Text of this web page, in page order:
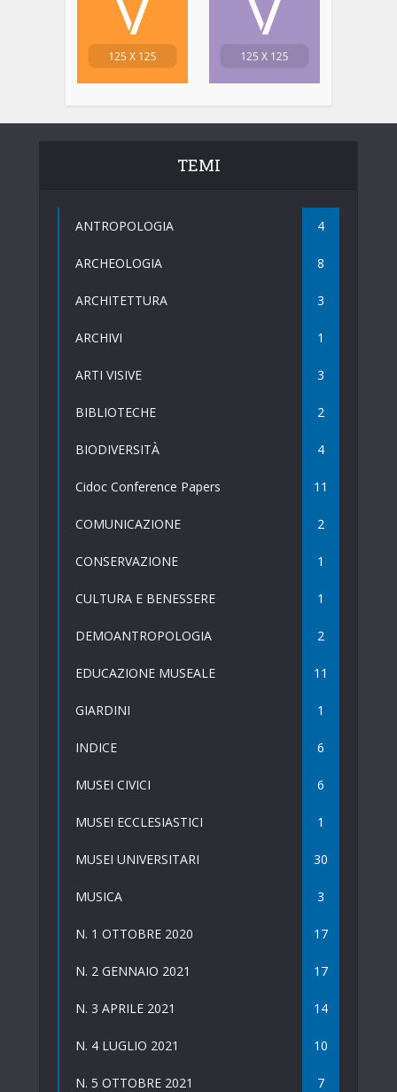
TEMI
ANTROPOLOGIA 4
ARCHEOLOGIA 8
ARCHITETTURA 3
ARCHIVI 1
ARTI VISIVE 3
BIBLIOTECHE 2
BIODIVERSITÀ 4
Cidoc Conference Papers 11
COMUNICAZIONE 2
CONSERVAZIONE 1
CULTURA E BENESSERE 1
DEMOANTROPOLOGIA 2
EDUCAZIONE MUSEALE 11
GIARDINI 1
INDICE 6
MUSEI CIVICI 6
MUSEI ECCLESIASTICI 1
MUSEI UNIVERSITARI 30
MUSICA 3
N. 1 OTTOBRE 2020 17
N. 2 GENNAIO 2021 17
N. 3 APRILE 2021 14
N. 4 LUGLIO 2021 10
N. 5 OTTOBRE 2021 7